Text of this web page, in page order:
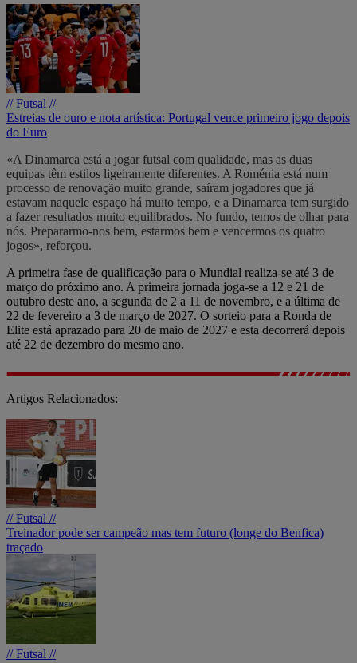
// Futsal //
Estreias de ouro e nota artística: Portugal vence primeiro jogo depois
do Euro
«A Dinamarca está a jogar futsal com qualidade, mas as duas
equipas têm estilos ligeiramente diferentes. A Roménia está num
processo de renovação muito grande, saíram jogadores que já
estavam naquele espaço há muito tempo, e a Dinamarca tem surgido
a fazer resultados muito equilibrados. No fundo, temos de olhar para
nós. Prepararmo-nos bem, estarmos bem e vencermos os quatro
jogos», reforçou.
A primeira fase de qualificação para o Mundial realiza-se até 3 de
março do próximo ano. A primeira jornada joga-se a 12 e 21 de
outubro deste ano, a segunda de 2 a 11 de novembro, e a última de
22 de fevereiro a 3 de março de 2027. O sorteio para a Ronda de
Elite está aprazado para 20 de maio de 2027 e esta decorrerá depois
até 22 de dezembro do mesmo ano.
Artigos Relacionados:
// Futsal //
Treinador pode ser campeão mas tem futuro (longe do Benfica)
traçado
// Futsal //